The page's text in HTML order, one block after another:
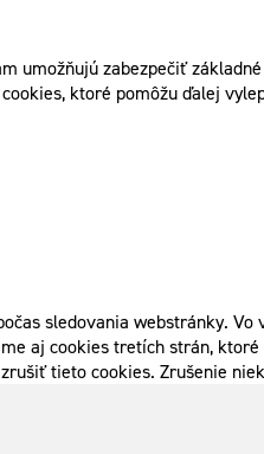
umožňujú zabezpečiť
ktoré pomôžu ďalej
sledovania webstránky.
aj cookies tretích strán,
tieto cookies. Zrušenie